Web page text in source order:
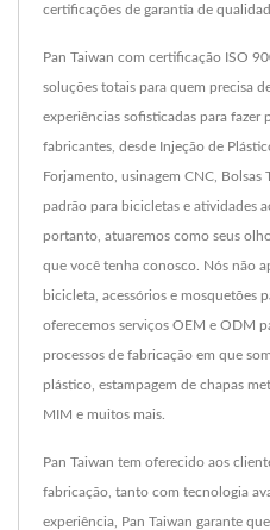
certificações de garantia de
Pan Taiwan com certificação ISO
soluções totais para quem precisa
experiências sofisticadas para fazer
fabricantes, desde Injeção de
Forjamento, usinagem CNC, Bolsas
padrão para bicicletas e atividades
portanto, atuaremos como seus
que você tenha conosco. Nós não
bicicleta, acessórios e mosquetões
oferecemos serviços OEM e ODM
processos de fabricação em que
plástico, estampagem de chapas
MIM e muitos mais.
Pan Taiwan tem oferecido aos
fabricação, tanto com tecnologia
experiência, Pan Taiwan garante